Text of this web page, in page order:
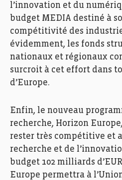
l’innovation et du
budget MEDIA destiné à
compétitivité des
évidemment, les fonds
nationaux et régionaux
surcroit à cet effort dans
d’Europe.
Enfin, le nouveau
recherche, Horizon
rester très compétitive et
recherche et de
budget 102 milliards
Europe permettra à